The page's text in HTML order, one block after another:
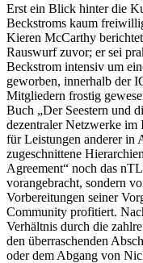
Erst ein Blick hinter die
Beckstroms kaum
Kieren McCarthy
Rauswurf zuvor; er sei
Beckstrom intensiv um
geworben, innerhalb der
Mitgliedern frostig
Buch „Der Seestern und
dezentraler Netzwerke im
für Leistungen anderer in
zugeschnittene
Agreement“ noch das
vorangebracht, sondern
Vorbereitungen seiner
Community profitiert.
Verhältnis durch die
den überraschenden
oder dem Abgang von